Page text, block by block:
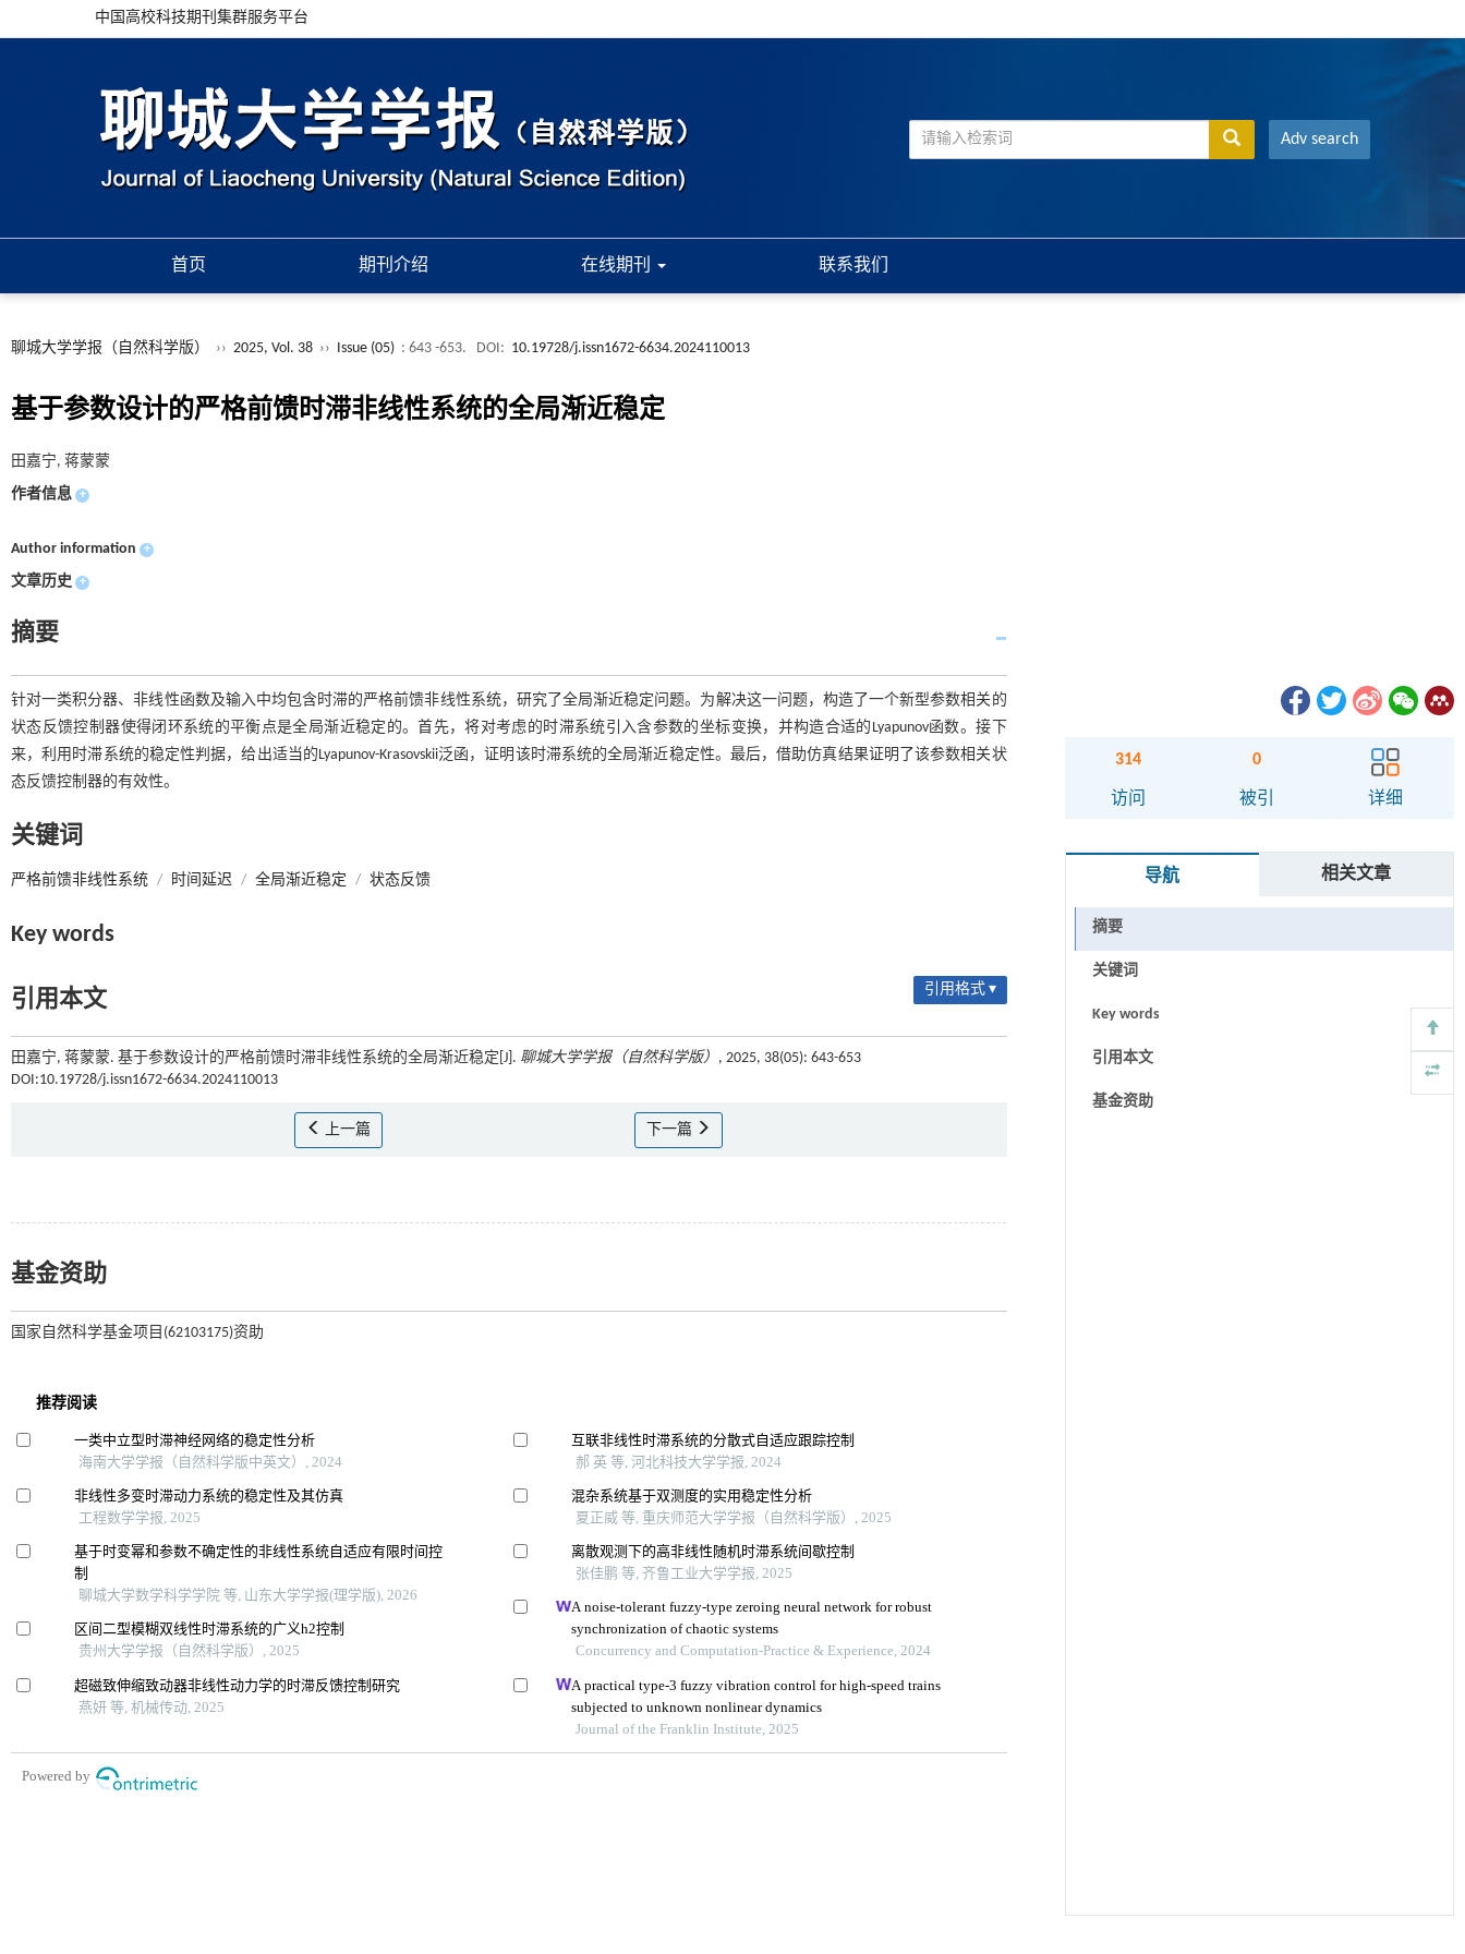
中国高校科技期刊集群服务平台
Adv search
首页 期刊介绍 在线期刊 联系我们
聊城大学学报（自然科学版） ›› 2025, Vol. 38 ›› Issue (05) : 643 -653. DOI: 10.19728/j.issn1672-6634.2024110013
基于参数设计的严格前馈时滞非线性系统的全局渐近稳定
田嘉宁, 蒋蒙蒙
作者信息 +
Author information +
文章历史 +
摘要
针对一类积分器、非线性函数及输入中均包含时滞的严格前馈非线性系统，研究了全局渐近稳定问题。为解决这一问题，构造了一个新型参数相关的
状态反馈控制器使得闭环系统的平衡点是全局渐近稳定的。首先，将对考虑的时滞系统引入含参数的坐标变换，并构造合适的Lyapunov函数。接下
来，利用时滞系统的稳定性判据，给出适当的Lyapunov-Krasovskii泛函，证明该时滞系统的全局渐近稳定性。最后，借助仿真结果证明了该参数相关状
态反馈控制器的有效性。
关键词
严格前馈非线性系统 / 时间延迟 / 全局渐近稳定 / 状态反馈
Key words
引用本文 引用格式 ▾
田嘉宁, 蒋蒙蒙. 基于参数设计的严格前馈时滞非线性系统的全局渐近稳定[J]. 聊城大学学报（自然科学版） , 2025, 38(05): 643-653
DOI:10.19728/j.issn1672-6634.2024110013
上一篇 下一篇
基金资助
国家自然科学基金项目(62103175)资助
314
访问
0
被引 详细
导航 相关文章
摘要
关键词
Key words
引用本文
基金资助